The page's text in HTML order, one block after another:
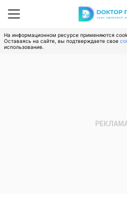
На информационном ресурсе применяются
Оставаясь на сайте, вы подтверждаете свое
использование.